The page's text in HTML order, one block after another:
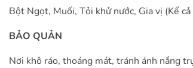
Bột Ngọt, Muối, Tỏi khử nước, Gia vị (Kể
BẢO QUẢN
Nơi khô ráo, thoáng mát, tránh ánh nắng